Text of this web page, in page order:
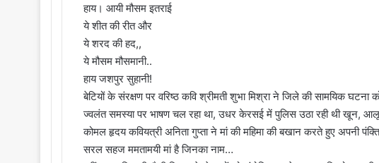
हाय। आयी मौसम इतराई
ये शीत की रीत और
ये शरद की हद,,
ये मौसम मौसमानी..
हाय जशपुर सुहानी!
बेटियों के संरक्षण पर वरिष्ठ कवि श्रीमती शुभा मिश्रा ने जिले की सामयिक घटना
ज्वलंत समस्या पर भाषण चल रहा था, उधर केरसई में पुलिस उठा रही थी खून,
कोमल हृदय कवियत्री अनिता गुप्ता ने मां की महिमा की बखान करते हुए अपनी
सरल सहज ममतामयी मां है जिनका नाम…